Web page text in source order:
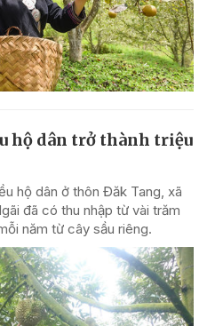
hộ dân trở thành triệu
hộ dân ở thôn Đăk Tang, xã
đã có thu nhập từ vài trăm
năm từ cây sầu riêng.